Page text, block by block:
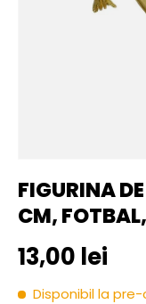
FIGURINA
CM,
Pret initial
13,00 lei
Disponibil la